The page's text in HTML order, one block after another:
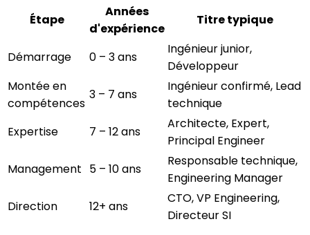
Étape
Années
d'expérience
Titre typique
Démarrage 0 – 3 ans
Ingénieur junior,
Développeur
Montée en
compétences
3 – 7 ans
Ingénieur confirmé, Lead
technique
Expertise
7 – 12 ans
Architecte, Expert,
Principal Engineer
Management 5 – 10 ans
Responsable technique,
Engineering Manager
Direction
12+ ans
CTO, VP Engineering,
Directeur SI